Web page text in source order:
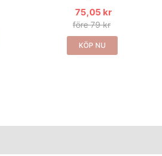
75,05 kr
före 79 kr
KÖP NU